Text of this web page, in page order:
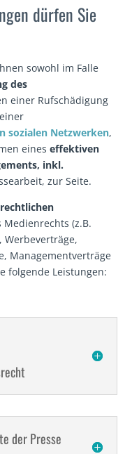
dürfen Sie
sowohl im Falle
des
einer Rufschädigung
sozialen Netzwerken,
eineseffektiven
inkl.
zur Seite.
Medienrechts (z.B.
Werbeverträge,
Managementverträge
folgende Leistungen:
der Presse